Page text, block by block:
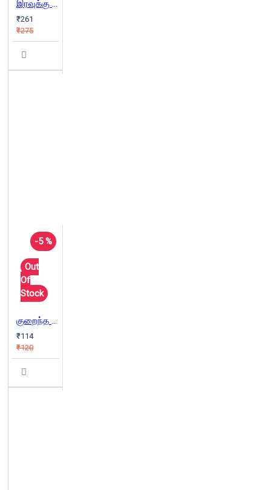
இரவுக்கு முன்பு வருவது மாலை
₹261
₹275
-5 %
Out
Of
Stock
குறைந்த ஒளியில்
₹114
₹120